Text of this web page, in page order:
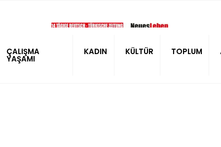
ÇALIŞMA
YAŞAMI
KADIN KÜLTÜR TOPLUM